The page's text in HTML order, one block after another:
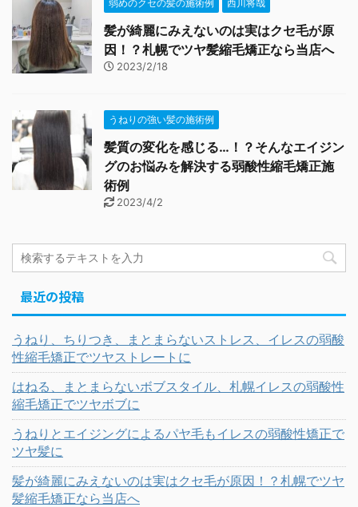
弱めのクセの髪の施術例 西川将哉
髪が綺麗にみえないのは実はクセ毛が原
因！？札幌でツヤ髪縮毛矯正なら当店へ
2023/2/18
うねりの強い髪の施術例
髪質の変化を感じる…！？そんなエイジン
グのお悩みを解決する弱酸性縮毛矯正施
術例
2023/4/2
最近の投稿
うねり、ちりつき、まとまらないストレス、イレスの弱酸
性縮毛矯正でツヤストレートに
はねる、まとまらないボブスタイル、札幌イレスの弱酸性
縮毛矯正でツヤボブに
うねりとエイジングによるパヤ毛もイレスの弱酸性矯正で
ツヤ髪に
髪が綺麗にみえないのは実はクセ毛が原因！？札幌でツヤ
髪縮毛矯正なら当店へ